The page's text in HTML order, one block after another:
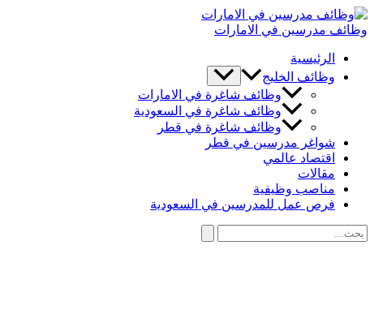
تخطي
إلى
وظائف مدرسين في الامارات
الرئيسية
وظائف الخليج
وظائف شاغرة في الامارات
وظائف شاغرة في السعودية
وظائف شاغرة في قطر
شواغر مدرسين في قطر
اقتصاد عالمي
مقالات
مناصب وظيفية
فرص عمل للمدرسين في السعودية
البحث